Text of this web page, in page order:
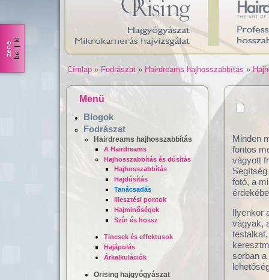
Hajgyógyászat,
mikrokamerás hajvizsgálat
Lézeres
dúsítás
Címlap» Fodrászat» Hairdreams hajhosszabbítás »
Minden
fontos
vágyott
fotó, a
Ilyenkor
vágyak,
sorban a
Menü
Blogok
Fodrászat
Hairdreams hajhosszabbítás
A Hairdreams
Hajhosszabbítás és dúsítás
Hajhosszabbítás
Hajdúsítás
Tanácsadás
Illesztési pontok
Hajminőségek
Szín és hossz
Tincsek és effektusok
Hajápolás
Árkalkulációk
Orising hajgyógyászat